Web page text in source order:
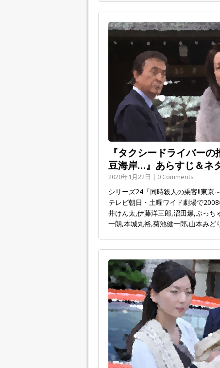
『タクシードライバー
豆海岸…』あらすじ＆ネ
2020年1月22日 | 0 Comments
シリーズ24「同時殺人の乗客!!東京
テレビ朝日・土曜ワイド劇場で
井けん太,伊藤洋三郎,沼田爆,ぶっ
一朗,本城丸裕,菊池健一郎,山本みど